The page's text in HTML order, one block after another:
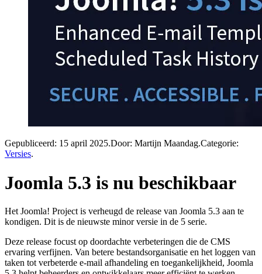
Gepubliceerd: 15 april 2025.Door: Martijn Maandag.Categorie:
Versies.
Joomla 5.3 is nu beschikbaar
Het Joomla! Project is verheugd de release van Joomla 5.3 aan te
kondigen. Dit is de nieuwste minor versie in de 5 serie.
Deze release focust op doordachte verbeteringen die de CMS
ervaring verfijnen. Van betere bestandsorganisatie en het loggen van
taken tot verbeterde e-mail afhandeling en toegankelijkheid, Joomla